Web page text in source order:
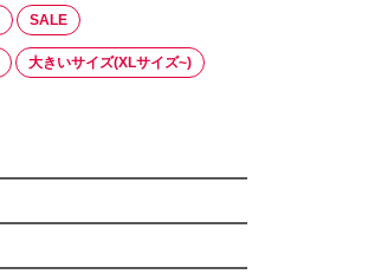
SALE
大きいサイズ(XLサイズ~)